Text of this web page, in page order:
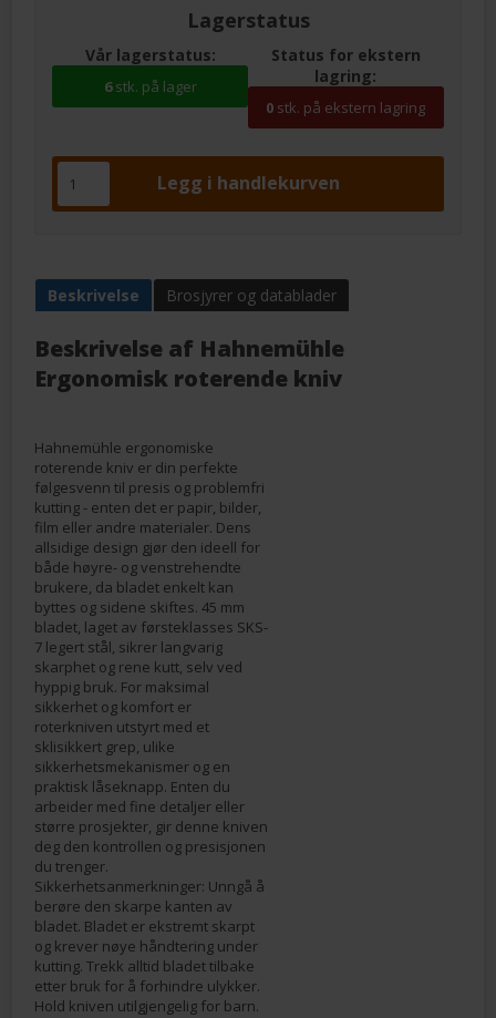
Lagerstatus
Vår lagerstatus:
6stk. på lager
Status for ekstern
lagring:
0 stk. på ekstern lagring
Beskrivelse Brosjyrer og datablader
Beskrivelse af Hahnemühle
Ergonomisk roterende kniv
Hahnemühle ergonomiske
roterende kniv er din perfekte
følgesvenn til presis og problemfri
kutting - enten det er papir, bilder,
film eller andre materialer. Dens
allsidige design gjør den ideell for
både høyre- og venstrehendte
brukere, da bladet enkelt kan
byttes og sidene skiftes. 45 mm
bladet, laget av førsteklasses SKS-
7 legert stål, sikrer langvarig
skarphet og rene kutt, selv ved
hyppig bruk. For maksimal
sikkerhet og komfort er
roterkniven utstyrt med et
sklisikkert grep, ulike
sikkerhetsmekanismer og en
praktisk låseknapp. Enten du
arbeider med fine detaljer eller
større prosjekter, gir denne kniven
deg den kontrollen og presisjonen
du trenger.
Sikkerhetsanmerkninger: Unngå å
berøre den skarpe kanten av
bladet. Bladet er ekstremt skarpt
og krever nøye håndtering under
kutting. Trekk alltid bladet tilbake
etter bruk for å forhindre ulykker.
Hold kniven utilgjengelig for barn.